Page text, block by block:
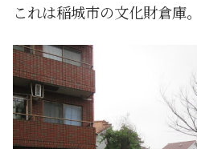
これは稲城市の文化財倉庫。